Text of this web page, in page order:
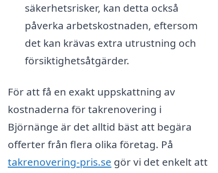
säkerhetsrisker, kan detta också
påverka arbetskostnaden, eftersom
det kan krävas extra utrustning och
försiktighetsåtgärder.
För att få en exakt uppskattning av
kostnaderna för takrenovering i
Björnänge är det alltid bäst att begära
offerter från flera olika företag. På
takrenovering-pris.se gör vi det enkelt att